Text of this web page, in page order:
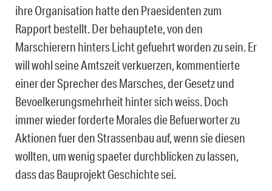
ihre Organisation hatte den Praesidenten zum
Rapport bestellt. Der behauptete, von den
Marschierern hinters Licht gefuehrt worden zu sein. Er
will wohl seine Amtszeit verkuerzen, kommentierte
einer der Sprecher des Marsches, der Gesetz und
Bevoelkerungsmehrheit hinter sich weiss. Doch
immer wieder forderte Morales die Befuerworter zu
Aktionen fuer den Strassenbau auf, wenn sie diesen
wollten, um wenig spaeter durchblicken zu lassen,
dass das Bauprojekt Geschichte sei.